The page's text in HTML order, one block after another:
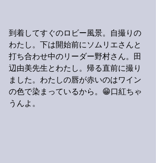
到着してすぐのロビー風景。自撮りの
わたし。下は開始前にソムリエさんと
打ち合わせ中のリーダー野村さん。田
辺由美先生とわたし。帰る直前に撮り
ました。わたしの唇が赤いのはワイン
の色で染まっているから。😁口紅ちゃ
うんよ。